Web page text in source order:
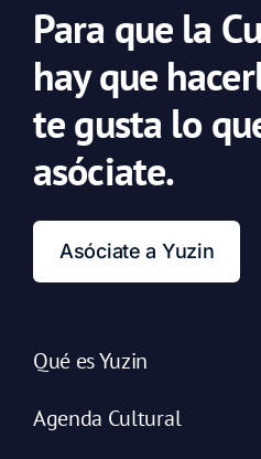
Para que la
hay que
te gusta lo
asóciate.
Asóciate a Yuzin
Qué es Yuzin
Agenda Cultural